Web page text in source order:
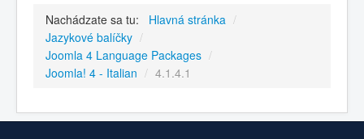
Nachádzate sa tu: Hlavná stránka /
Jazykové balíčky /
Joomla 4 Language Packages /
Joomla! 4 - Italian / 4.1.4.1